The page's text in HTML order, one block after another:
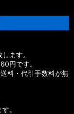
ます。
円です。
料・代引手数料が無
。